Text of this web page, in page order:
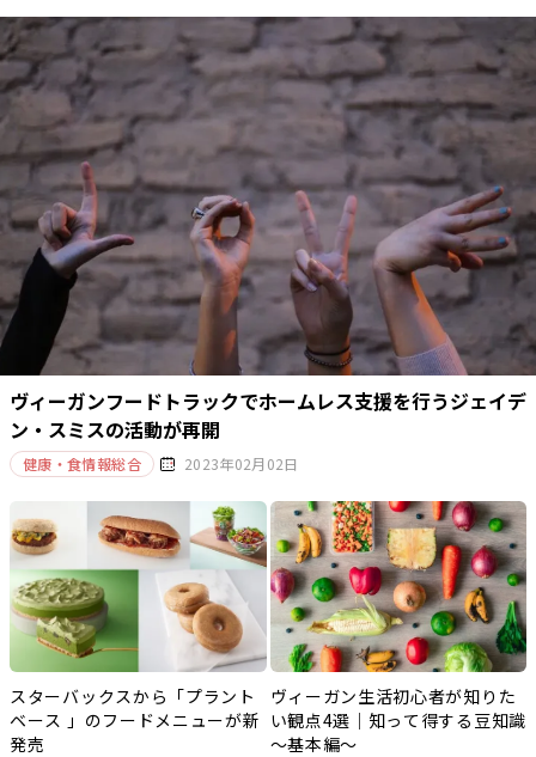
ヴィーガンフードトラックでホームレス支援を行うジェイデ
ン・スミスの活動が再開
健康・食情報総合 2023年02月02日
スターバックスから「プラント
ベース 」のフードメニューが新
発売
ヴィーガン生活初心者が知りた
い観点4選｜知って得する豆知識
～基本編～